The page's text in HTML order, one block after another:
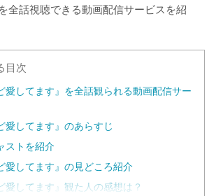
全話視聴できる動画配信サービスを紹
目次
愛してます』を全話観られる動画配信サー
愛してます』のあらすじ
ストを紹介
愛してます』の見どころ紹介
愛してます』観た人の感想は？